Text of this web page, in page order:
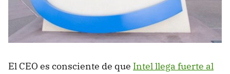
El CEO es consciente de que Intel llega fuerte al